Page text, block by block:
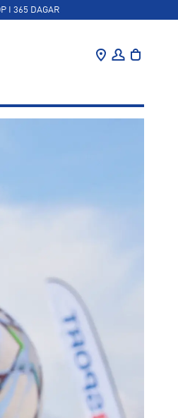
I 365 DAGAR